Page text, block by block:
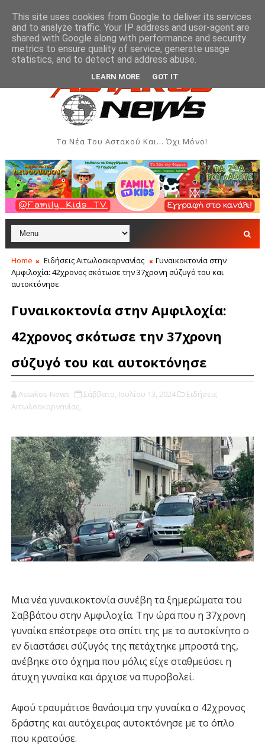
Δημιουργιών του Συλλόγου Γυναικών Αστακού ΠΟΛΙΤΙΣΜΌΣ
Τα Νέα Του Αστακού Και... Όχι Μόνο!
Home Ειδήσεις Αιτωλοακαρνανίας
Γυναικοκτονία στην
Αμφιλοχία: 42χρονος σκότωσε την 37χρονη σύζυγό του και
αυτοκτόνησε
Γυναικοκτονία στην Αμφιλοχία:
42χρονος σκότωσε την 37χρονη
σύζυγό του και αυτοκτόνησε
Astakos-News Σάββατο, Ιουλίου 13, 2024
Ειδήσεις
Αιτωλοακαρνανίας,
Μια νέα γυναικοκτονία συνέβη τα ξημερώματα του
Σαββάτου στην Αμφιλοχία. Την ώρα που η 37χρονη
γυναίκα επέστρεφε στο σπίτι της με το αυτοκίνητο ο
εν διαστάσει σύζυγός της πετάχτηκε μπροστά της,
ανέβηκε στο όχημα που μόλις είχε σταθμεύσει η
άτυχη γυναίκα και άρχισε να πυροβολεί.
Αφού τραυμάτισε θανάσιμα την γυναίκα ο 42χρονος
δράστης και αυτόχειρας αυτοκτόνησε με το όπλο
που κρατούσε.
This site uses cookies from Google to deliver its services
and to analyze traffic. Your IP address and user-agent are
shared with Google along with performance and security
metrics to ensure quality of service, generate usage
statistics, and to detect and address abuse.
LEARN MORE GOT IT